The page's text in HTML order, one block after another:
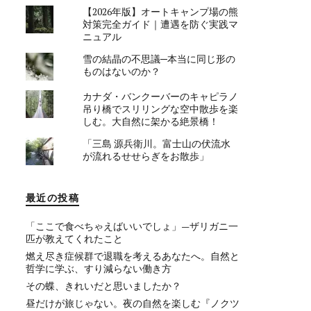
【2026年版】オートキャンプ場の熊
対策完全ガイド｜遭遇を防ぐ実践マ
ニュアル
雪の結晶の不思議─本当に同じ形の
ものはないのか？
カナダ・バンクーバーのキャピラノ
吊り橋でスリリングな空中散歩を楽
しむ。大自然に架かる絶景橋！
「三島 源兵衛川。富士山の伏流水
が流れるせせらぎをお散歩」
最近の投稿
「ここで食べちゃえばいいでしょ」—ザリガニ一
匹が教えてくれたこと
燃え尽き症候群で退職を考えるあなたへ。自然と
哲学に学ぶ、すり減らない働き方
その蝶、きれいだと思いましたか？
昼だけが旅じゃない。夜の自然を楽しむ『ノクツ